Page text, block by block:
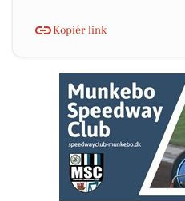
Kopiér link